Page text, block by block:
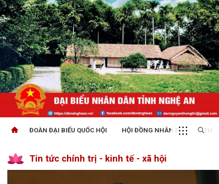
ĐOÀN ĐẠI BIỂU QUỐC HỘI HỘI ĐỒNG NHÂN DÂN
Tin tức chính trị - kinh tế - xã hội